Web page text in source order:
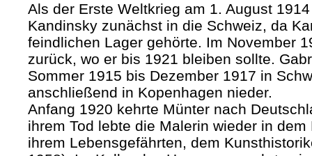
Als der Erste Weltkrieg am 1. August
Kandinsky zunächst in die Schweiz, da
feindlichen Lager gehörte. Im November
zurück, wo er bis 1921 bleiben sollte.
Sommer 1915 bis Dezember 1917 in
anschließend in Kopenhagen nieder.
Anfang 1920 kehrte Münter nach
ihrem Tod lebte die Malerin wieder in
ihrem Lebensgefährten, dem